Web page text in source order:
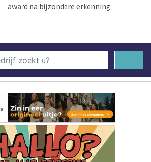
award na bijzondere erkenning